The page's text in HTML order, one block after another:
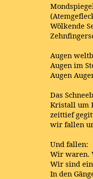
Wölkende
Augen
Augen im
Augen
Das
Kristall um
zeittief
wir fallen
Und fallen:
Wir waren.
Wir sind
In den